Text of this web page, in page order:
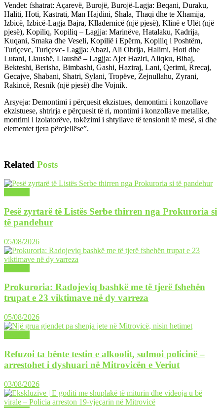
Vendet: fshatrat: Açarevë, Burojë, Burojë-Lagja: Beqani, Duraku,
Haliti, Hoti, Kastrati, Man Hajdini, Shala, Thaqi dhe te Xhamija,
Izbicë, Izbicë-Lagja Bajra, Klladernicë (një pjesë), Klinë e Ulët (një
pjesë), Kopiliq, Kopiliq – Lagjja: Marinëve, Hatalaku, Kadrija,
Kuqani, Smaka dhe Veseli, Kopilië i Epërm, Kopiliq i Poshtëm,
Turiçevc, Turiçevc- Lagjja: Abazi, Ali Obrija, Halimi, Hoti dhe
Lutani, Llaushë, Llaushë – Lagjja: Ajet Haziri, Aliqku, Bibaj,
Bekteshi, Berisha, Bimbashi, Gashi, Haziraj, Lani, Qerimi, Rrecaj,
Gecajve, Shabani, Shatri, Sylani, Tropëve, Zejnullahu, Zyrani,
Rakincë, Resnik (një pjesë) dhe Vojnik.
Arsyeja: Demontimi i përçuesit ekzistues, demontimi i konzollave
ekzistuese, shtrirja e përçuesit të ri, montimi i konzollave metalike,
montimi i izolatorëve, tokëzimi i shtyllave të tensionit të mesë, si dhe
elementet tjera përcjellëse”.
Related Posts
Pesë zyrtarë të Listës Serbe thirren nga Prokuroria si
të pandehur
05/08/2026
Prokuroria: Radojeviq bashkë me të tjerë fshehën
trupat e 23 viktimave në dy varreza
05/08/2026
Refuzoi ta bënte testin e alkoolit, sulmoi policinë –
arrestohet i dyshuari në Mitrovicën e Veriut
03/08/2026